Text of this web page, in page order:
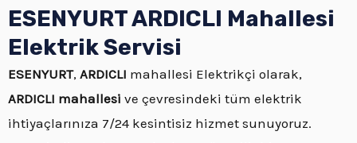
ESENYURT ARDICLI Mahallesi
Elektrik Servisi
ESENYURT, ARDICLI mahallesi Elektrikçi olarak,
ARDICLI mahallesi ve çevresindeki tüm elektrik
ihtiyaçlarınıza 7/24 kesintisiz hizmet sunuyoruz.